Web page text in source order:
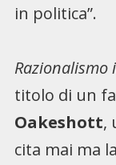
in politica”.
titolo di un
Oakeshott,
cita mai ma